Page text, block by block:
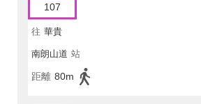
107
往 華貴
南朗山道 站
距離 80m